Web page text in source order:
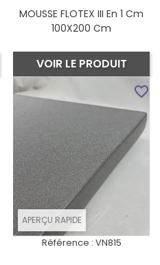
MOUSSE FLOTEX III En 1 Cm
100X200 Cm
VOIR LE PRODUIT
APERÇU RAPIDE
Référence : VN815
favorite_border